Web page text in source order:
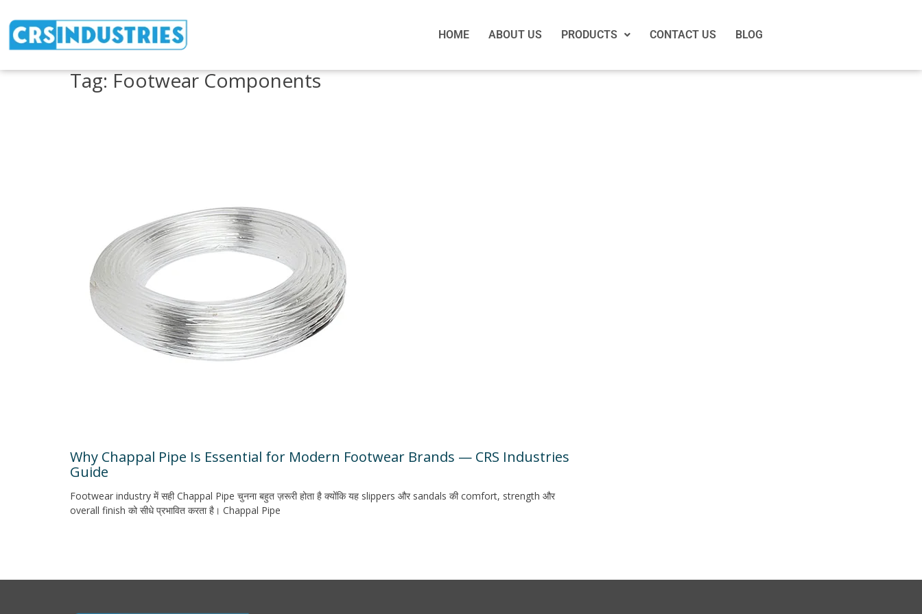
HOME ABOUT US PRODUCTS CONTACT US BLOG
Tag:Footwear Components
Why Chappal Pipe Is Essential for Modern Footwear Brands — CRS Industries
Guide
Footwear industry में सही Chappal Pipe चुनना बहुत ज़रूरी होता है क्योंकि यह slippers और sandals की comfort, strength और
overall finish को सीधे प्रभावित करता है। Chappal Pipe